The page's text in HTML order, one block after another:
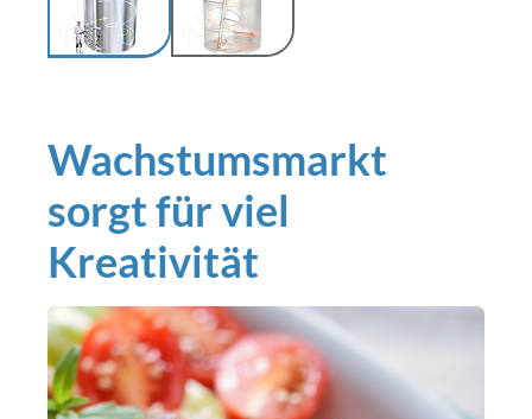
Wachstumsmarkt
sorgt für viel
Kreativität